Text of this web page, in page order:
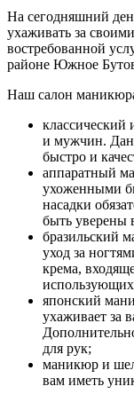
Мужской
На сегодняшний
ухаживать за
востребованной
районе Южное
Наш салон
и мужчин.
быстро и
аппаратный
ухоженными
насадки
быть уверены
бразильский
уход за
крема,
японский
ухаживает за
для рук;
маникюр и
вам иметь